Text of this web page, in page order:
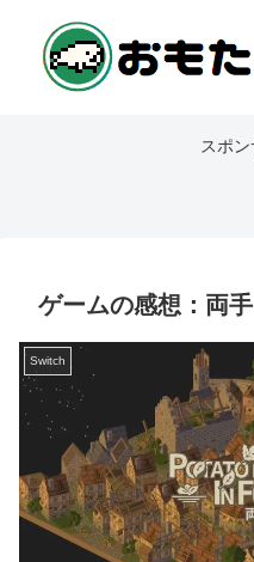
スポ
ゲームの感想：両
Switch